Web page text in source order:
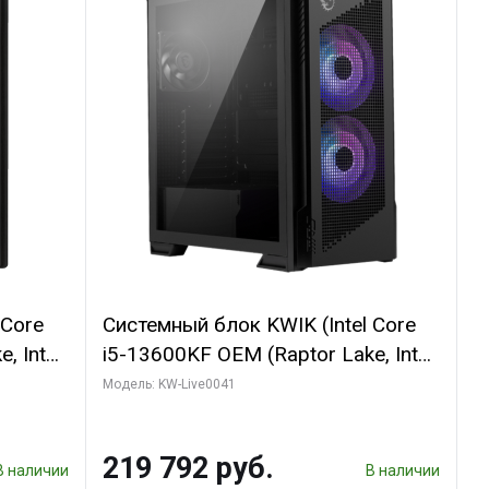
Intel
наличии
Системный блок KWIK (Intel Core
i5-13600KF OEM (Raptor Lake, Intel
7, C14 8EC/6PC/ 16 ГБ ОЗУ (2
256bit 3xDP HD/ 512 ГБ SSD)
Модель: KW-Live0041
219 792 руб. В наличии